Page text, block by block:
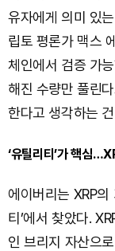
유자에게 의미 있
립토 평론가 맥스
체인에서 검증 가
해진 수량만 풀린
한다고 생각하는
‘유틸리티’가 핵심
에이버리는 XRP의
티’에서 찾았다.
인 브리지 자산으